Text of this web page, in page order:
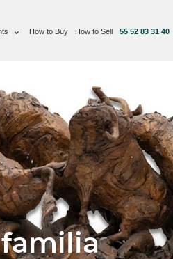
How to Buy How to Sell 55 52 83 31 40
familia